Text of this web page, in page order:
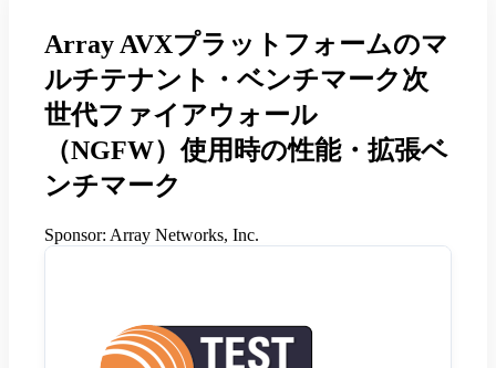
Array AVXプラットフォームのマ
ルチテナント・ベンチマーク次
世代ファイアウォール
（NGFW）使用時の性能・拡張ベ
ンチマーク
Sponsor: Array Networks, Inc.